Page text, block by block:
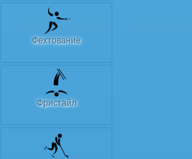
Фехтование
Фристайл